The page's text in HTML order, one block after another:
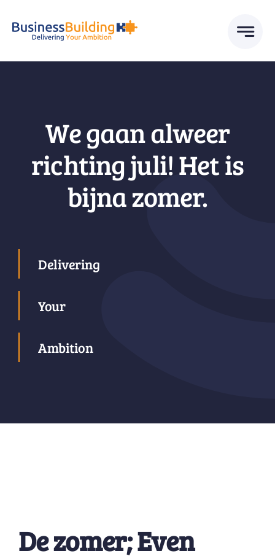
We gaan alweer
richting juli! Het is
bijna zomer.
Delivering
Your
Ambition
De zomer; Even